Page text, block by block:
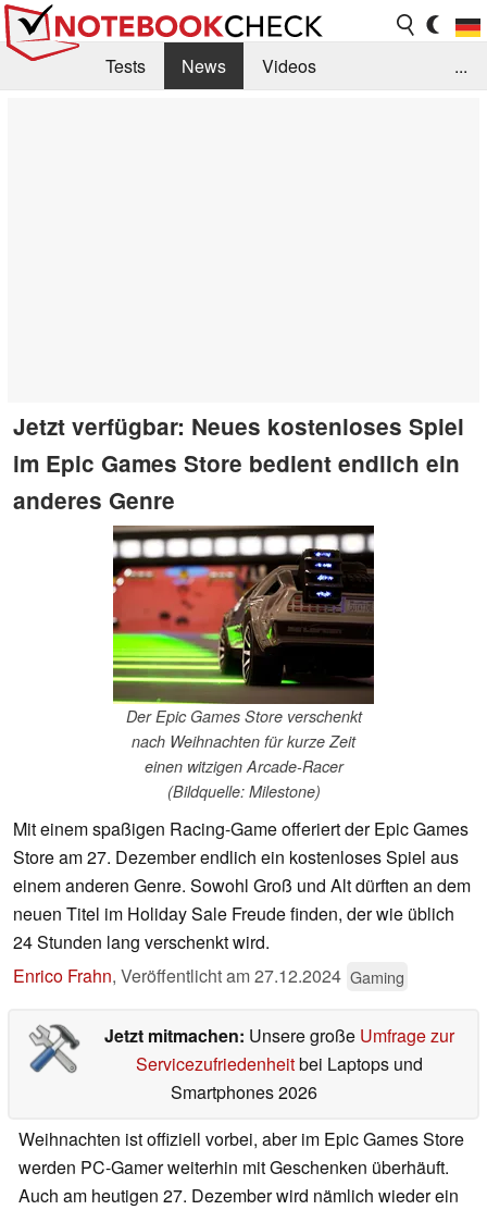
Tests News
Videos
...
Jetzt verfügbar: Neues kostenloses Spiel
im Epic Games Store bedient endlich ein
anderes Genre
Der Epic Games Store verschenkt
nach Weihnachten für kurze Zeit
einen witzigen Arcade-Racer
(Bildquelle: Milestone)
Mit einem spaßigen Racing-Game offeriert der Epic Games
Store am 27. Dezember endlich ein kostenloses Spiel aus
einem anderen Genre. Sowohl Groß und Alt dürften an dem
neuen Titel im Holiday Sale Freude finden, der wie üblich
24 Stunden lang verschenkt wird.
Enrico Frahn, Veröffentlicht am27.12.2024 Gaming
Jetzt mitmachen: Unsere große Umfrage zur
Servicezufriedenheitbei Laptops und
Smartphones 2026
Weihnachten ist offiziell vorbei, aber im Epic Games Store
werden PC-Gamer weiterhin mit Geschenken überhäuft.
Auch am heutigen 27. Dezember wird nämlich wieder ein